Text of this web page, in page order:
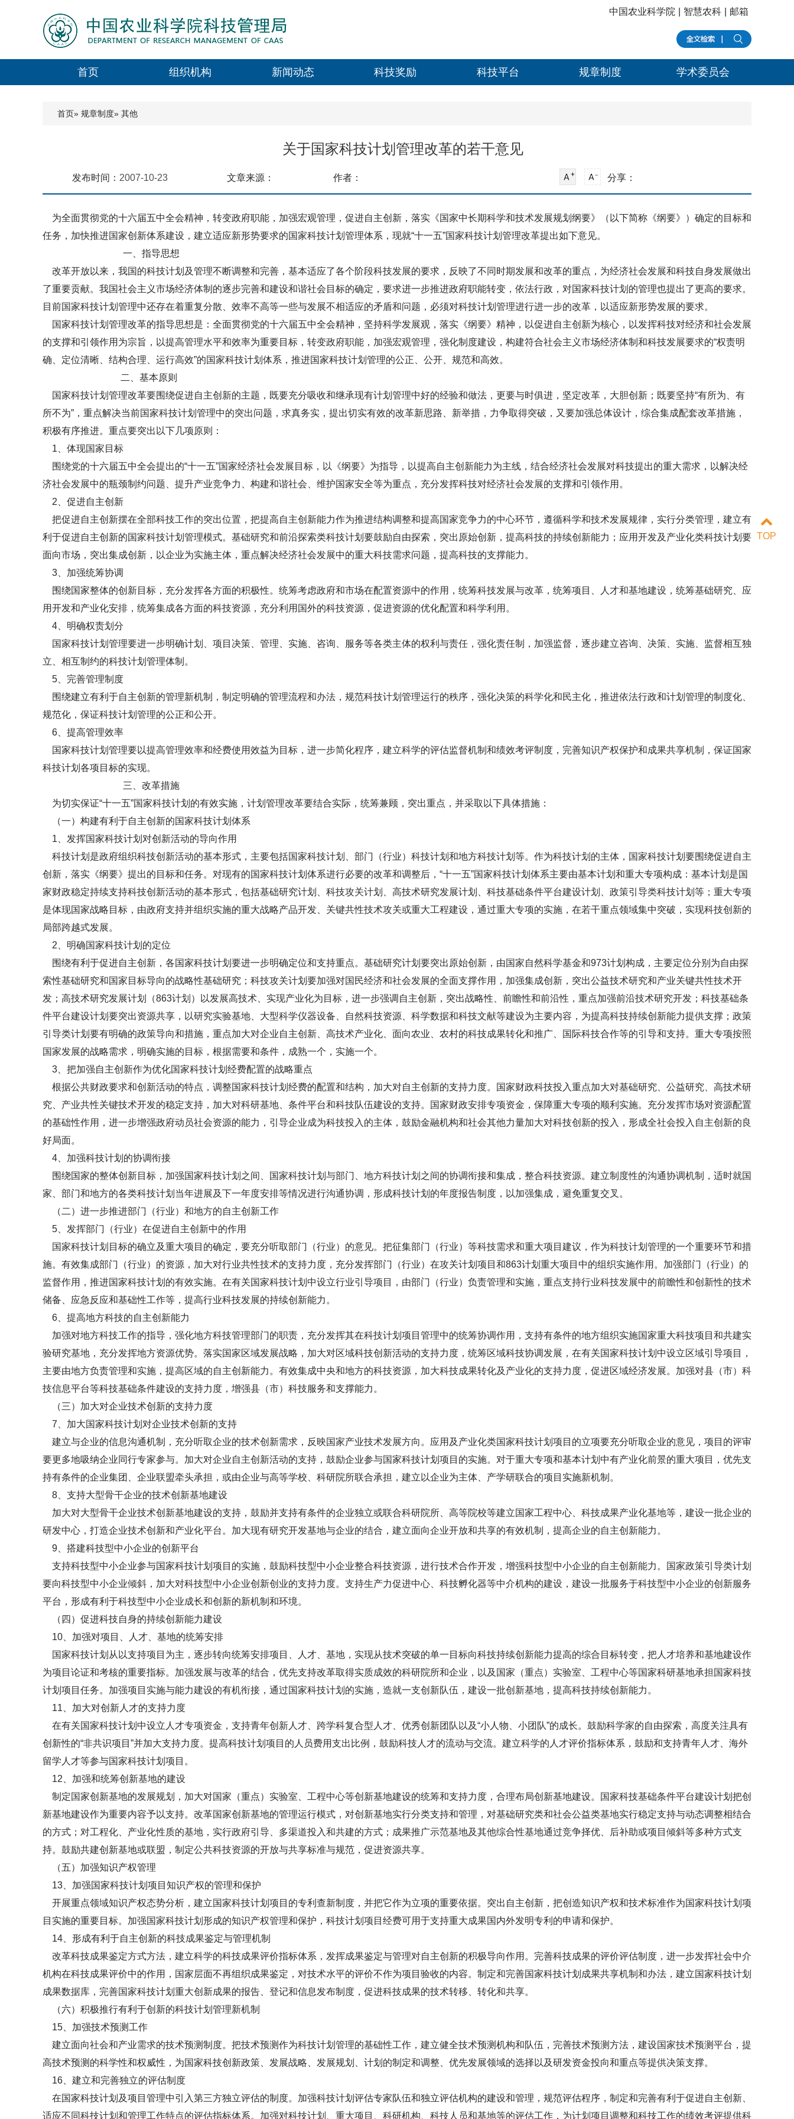
中国农业科学院 智慧农科 邮箱
首页 组织机构 新闻动态 科技奖励 科技平台 规章制度 学术委员会
首页» 规章制度» 其他
关于国家科技计划管理改革的若干意见
发布时间： 2007-10-23 文章来源： 作者： 分享：
为全面贯彻党的十六届五中全会精神，转变政府职能，加强宏观管理，促进自主创新，落实《国家中长期科学和技术发展规划纲要》（以下简称《纲要》）确定的目标和
任务，加快推进国家创新体系建设，建立适应新形势要求的国家科技计划管理体系，现就“十一五”国家科技计划管理改革提出如下意见。
一、指导思想
改革开放以来，我国的科技计划及管理不断调整和完善，基本适应了各个阶段科技发展的要求，反映了不同时期发展和改革的重点，为经济社会发展和科技自身发展做出
了重要贡献。我国社会主义市场经济体制的逐步完善和建设和谐社会目标的确定，要求进一步推进政府职能转变，依法行政，对国家科技计划的管理也提出了更高的要求。
目前国家科技计划管理中还存在着重复分散、效率不高等一些与发展不相适应的矛盾和问题，必须对科技计划管理进行进一步的改革，以适应新形势发展的要求。
国家科技计划管理改革的指导思想是：全面贯彻党的十六届五中全会精神，坚持科学发展观，落实《纲要》精神，以促进自主创新为核心，以发挥科技对经济和社会发展
的支撑和引领作用为宗旨，以提高管理水平和效率为重要目标，转变政府职能，加强宏观管理，强化制度建设，构建符合社会主义市场经济体制和科技发展要求的“权责明
确、定位清晰、结构合理、运行高效”的国家科技计划体系，推进国家科技计划管理的公正、公开、规范和高效。
二、基本原则
国家科技计划管理改革要围绕促进自主创新的主题，既要充分吸收和继承现有计划管理中好的经验和做法，更要与时俱进，坚定改革，大胆创新；既要坚持“有所为、有
所不为”，重点解决当前国家科技计划管理中的突出问题，求真务实，提出切实有效的改革新思路、新举措，力争取得突破，又要加强总体设计，综合集成配套改革措施，
积极有序推进。重点要突出以下几项原则：
1、体现国家目标
围绕党的十六届五中全会提出的“十一五”国家经济社会发展目标，以《纲要》为指导，以提高自主创新能力为主线，结合经济社会发展对科技提出的重大需求，以解决经
济社会发展中的瓶颈制约问题、提升产业竞争力、构建和谐社会、维护国家安全等为重点，充分发挥科技对经济社会发展的支撑和引领作用。
2、促进自主创新
把促进自主创新摆在全部科技工作的突出位置，把提高自主创新能力作为推进结构调整和提高国家竞争力的中心环节，遵循科学和技术发展规律，实行分类管理，建立有
利于促进自主创新的国家科技计划管理模式。基础研究和前沿探索类科技计划要鼓励自由探索，突出原始创新，提高科技的持续创新能力；应用开发及产业化类科技计划要
面向市场，突出集成创新，以企业为实施主体，重点解决经济社会发展中的重大科技需求问题，提高科技的支撑能力。
3、加强统筹协调
围绕国家整体的创新目标，充分发挥各方面的积极性。统筹考虑政府和市场在配置资源中的作用，统筹科技发展与改革，统筹项目、人才和基地建设，统筹基础研究、应
用开发和产业化安排，统筹集成各方面的科技资源，充分利用国外的科技资源，促进资源的优化配置和科学利用。
4、明确权责划分
国家科技计划管理要进一步明确计划、项目决策、管理、实施、咨询、服务等各类主体的权利与责任，强化责任制，加强监督，逐步建立咨询、决策、实施、监督相互独
立、相互制约的科技计划管理体制。
5、完善管理制度
围绕建立有利于自主创新的管理新机制，制定明确的管理流程和办法，规范科技计划管理运行的秩序，强化决策的科学化和民主化，推进依法行政和计划管理的制度化、
规范化，保证科技计划管理的公正和公开。
6、提高管理效率
国家科技计划管理要以提高管理效率和经费使用效益为目标，进一步简化程序，建立科学的评估监督机制和绩效考评制度，完善知识产权保护和成果共享机制，保证国家
科技计划各项目标的实现。
三、改革措施
为切实保证“十一五”国家科技计划的有效实施，计划管理改革要结合实际，统筹兼顾，突出重点，并采取以下具体措施：
（一）构建有利于自主创新的国家科技计划体系
1、发挥国家科技计划对创新活动的导向作用
科技计划是政府组织科技创新活动的基本形式，主要包括国家科技计划、部门（行业）科技计划和地方科技计划等。作为科技计划的主体，国家科技计划要围绕促进自主
创新，落实《纲要》提出的目标和任务。对现有的国家科技计划体系进行必要的改革和调整后，“十一五”国家科技计划体系主要由基本计划和重大专项构成：基本计划是国
家财政稳定持续支持科技创新活动的基本形式，包括基础研究计划、科技攻关计划、高技术研究发展计划、科技基础条件平台建设计划、政策引导类科技计划等；重大专项
是体现国家战略目标，由政府支持并组织实施的重大战略产品开发、关键共性技术攻关或重大工程建设，通过重大专项的实施，在若干重点领域集中突破，实现科技创新的
局部跨越式发展。
2、明确国家科技计划的定位
围绕有利于促进自主创新，各国家科技计划要进一步明确定位和支持重点。基础研究计划要突出原始创新，由国家自然科学基金和973计划构成，主要定位分别为自由探
索性基础研究和国家目标导向的战略性基础研究；科技攻关计划要加强对国民经济和社会发展的全面支撑作用，加强集成创新，突出公益技术研究和产业关键共性技术开
发；高技术研究发展计划（863计划）以发展高技术、实现产业化为目标，进一步强调自主创新，突出战略性、前瞻性和前沿性，重点加强前沿技术研究开发；科技基础条
件平台建设计划要突出资源共享，以研究实验基地、大型科学仪器设备、自然科技资源、科学数据和科技文献等建设为主要内容，为提高科技持续创新能力提供支撑；政策
引导类计划要有明确的政策导向和措施，重点加大对企业自主创新、高技术产业化、面向农业、农村的科技成果转化和推广、国际科技合作等的引导和支持。重大专项按照
国家发展的战略需求，明确实施的目标，根据需要和条件，成熟一个，实施一个。
3、把加强自主创新作为优化国家科技计划经费配置的战略重点
根据公共财政要求和创新活动的特点，调整国家科技计划经费的配置和结构，加大对自主创新的支持力度。国家财政科技投入重点加大对基础研究、公益研究、高技术研
究、产业共性关键技术开发的稳定支持，加大对科研基地、条件平台和科技队伍建设的支持。国家财政安排专项资金，保障重大专项的顺利实施。充分发挥市场对资源配置
的基础性作用，进一步增强政府动员社会资源的能力，引导企业成为科技投入的主体，鼓励金融机构和社会其他力量加大对科技创新的投入，形成全社会投入自主创新的良
好局面。
4、加强科技计划的协调衔接
围绕国家的整体创新目标，加强国家科技计划之间、国家科技计划与部门、地方科技计划之间的协调衔接和集成，整合科技资源。建立制度性的沟通协调机制，适时就国
家、部门和地方的各类科技计划当年进展及下一年度安排等情况进行沟通协调，形成科技计划的年度报告制度，以加强集成，避免重复交叉。
（二）进一步推进部门（行业）和地方的自主创新工作
5、发挥部门（行业）在促进自主创新中的作用
国家科技计划目标的确立及重大项目的确定，要充分听取部门（行业）的意见。把征集部门（行业）等科技需求和重大项目建议，作为科技计划管理的一个重要环节和措
施。有效集成部门（行业）的资源，加大对行业共性技术的支持力度，充分发挥部门（行业）在攻关计划项目和863计划重大项目中的组织实施作用。加强部门（行业）的
监督作用，推进国家科技计划的有效实施。在有关国家科技计划中设立行业引导项目，由部门（行业）负责管理和实施，重点支持行业科技发展中的前瞻性和创新性的技术
储备、应急反应和基础性工作等，提高行业科技发展的持续创新能力。
6、提高地方科技的自主创新能力
加强对地方科技工作的指导，强化地方科技管理部门的职责，充分发挥其在科技计划项目管理中的统筹协调作用，支持有条件的地方组织实施国家重大科技项目和共建实
验研究基地，充分发挥地方资源优势。落实国家区域发展战略，加大对区域科技创新活动的支持力度，统筹区域科技协调发展，在有关国家科技计划中设立区域引导项目，
主要由地方负责管理和实施，提高区域的自主创新能力。有效集成中央和地方的科技资源，加大科技成果转化及产业化的支持力度，促进区域经济发展。加强对县（市）科
技信息平台等科技基础条件建设的支持力度，增强县（市）科技服务和支撑能力。
（三）加大对企业技术创新的支持力度
7、加大国家科技计划对企业技术创新的支持
建立与企业的信息沟通机制，充分听取企业的技术创新需求，反映国家产业技术发展方向。应用及产业化类国家科技计划项目的立项要充分听取企业的意见，项目的评审
要更多地吸纳企业同行专家参与。加大对企业自主创新活动的支持，鼓励企业参与国家科技计划项目的实施。对于重大专项和基本计划中有产业化前景的重大项目，优先支
持有条件的企业集团、企业联盟牵头承担，或由企业与高等学校、科研院所联合承担，建立以企业为主体、产学研联合的项目实施新机制。
8、支持大型骨干企业的技术创新基地建设
加大对大型骨干企业技术创新基地建设的支持，鼓励并支持有条件的企业独立或联合科研院所、高等院校等建立国家工程中心、科技成果产业化基地等，建设一批企业的
研发中心，打造企业技术创新和产业化平台。加大现有研究开发基地与企业的结合，建立面向企业开放和共享的有效机制，提高企业的自主创新能力。
9、搭建科技型中小企业的创新平台
支持科技型中小企业参与国家科技计划项目的实施，鼓励科技型中小企业整合科技资源，进行技术合作开发，增强科技型中小企业的自主创新能力。国家政策引导类计划
要向科技型中小企业倾斜，加大对科技型中小企业创新创业的支持力度。支持生产力促进中心、科技孵化器等中介机构的建设，建设一批服务于科技型中小企业的创新服务
平台，形成有利于科技型中小企业成长和创新的新机制和环境。
（四）促进科技自身的持续创新能力建设
10、加强对项目、人才、基地的统筹安排
国家科技计划从以支持项目为主，逐步转向统筹安排项目、人才、基地，实现从技术突破的单一目标向科技持续创新能力提高的综合目标转变，把人才培养和基地建设作
为项目论证和考核的重要指标。加强发展与改革的结合，优先支持改革取得实质成效的科研院所和企业，以及国家（重点）实验室、工程中心等国家科研基地承担国家科技
计划项目任务。加强项目实施与能力建设的有机衔接，通过国家科技计划的实施，造就一支创新队伍，建设一批创新基地，提高科技持续创新能力。
11、加大对创新人才的支持力度
在有关国家科技计划中设立人才专项资金，支持青年创新人才、跨学科复合型人才、优秀创新团队以及“小人物、小团队”的成长。鼓励科学家的自由探索，高度关注具有
创新性的“非共识项目”并加大支持力度。提高科技计划项目的人员费用支出比例，鼓励科技人才的流动与交流。建立科学的人才评价指标体系，鼓励和支持青年人才、海外
留学人才等参与国家科技计划项目。
12、加强和统筹创新基地的建设
制定国家创新基地的发展规划，加大对国家（重点）实验室、工程中心等创新基地建设的统筹和支持力度，合理布局创新基地建设。国家科技基础条件平台建设计划把创
新基地建设作为重要内容予以支持。改革国家创新基地的管理运行模式，对创新基地实行分类支持和管理，对基础研究类和社会公益类基地实行稳定支持与动态调整相结合
的方式；对工程化、产业化性质的基地，实行政府引导、多渠道投入和共建的方式；成果推广示范基地及其他综合性基地通过竞争择优、后补助或项目倾斜等多种方式支
持。鼓励共建创新基地或联盟，制定公共科技资源的开放与共享标准与规范，促进资源共享。
（五）加强知识产权管理
13、加强国家科技计划项目知识产权的管理和保护
开展重点领域知识产权态势分析，建立国家科技计划项目的专利查新制度，并把它作为立项的重要依据。突出自主创新，把创造知识产权和技术标准作为国家科技计划项
目实施的重要目标。加强国家科技计划形成的知识产权管理和保护，科技计划项目经费可用于支持重大成果国内外发明专利的申请和保护。
14、形成有利于自主创新的科技成果鉴定与管理机制
改革科技成果鉴定方式方法，建立科学的科技成果评价指标体系，发挥成果鉴定与管理对自主创新的积极导向作用。完善科技成果的评价评估制度，进一步发挥社会中介
机构在科技成果评价中的作用，国家层面不再组织成果鉴定，对技术水平的评价不作为项目验收的内容。制定和完善国家科技计划成果共享机制和办法，建立国家科技计划
成果数据库，完善国家科技计划重大创新成果的报告、登记和信息发布制度，促进科技成果的技术转移、转化和共享。
（六）积极推行有利于创新的科技计划管理新机制
15、加强技术预测工作
建立面向社会和产业需求的技术预测制度。把技术预测作为科技计划管理的基础性工作，建立健全技术预测机构和队伍，完善技术预测方法，建设国家技术预测平台，提
高技术预测的科学性和权威性，为国家科技创新政策、发展战略、发展规划、计划的制定和调整、优先发展领域的选择以及研发资金投向和重点等提供决策支撑。
16、建立和完善独立的评估制度
在国家科技计划及项目管理中引入第三方独立评估的制度。加强科技计划评估专家队伍和独立评估机构的建设和管理，规范评估程序，制定和完善有利于促进自主创新、
适应不同科技计划和管理工作特点的评估指标体系。加强对科技计划、重大项目、科研机构、科技人员和基地等的评估工作，为计划项目调整和科技工作的绩效考评提供科
TOP